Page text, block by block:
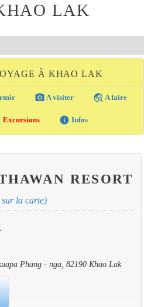
LAK
À KHAO LAK
photo_camera A visiter travel_explore A faire
Excursions info Infos
RESORT
la carte)
Phang - nga, 82190 Khao Lak